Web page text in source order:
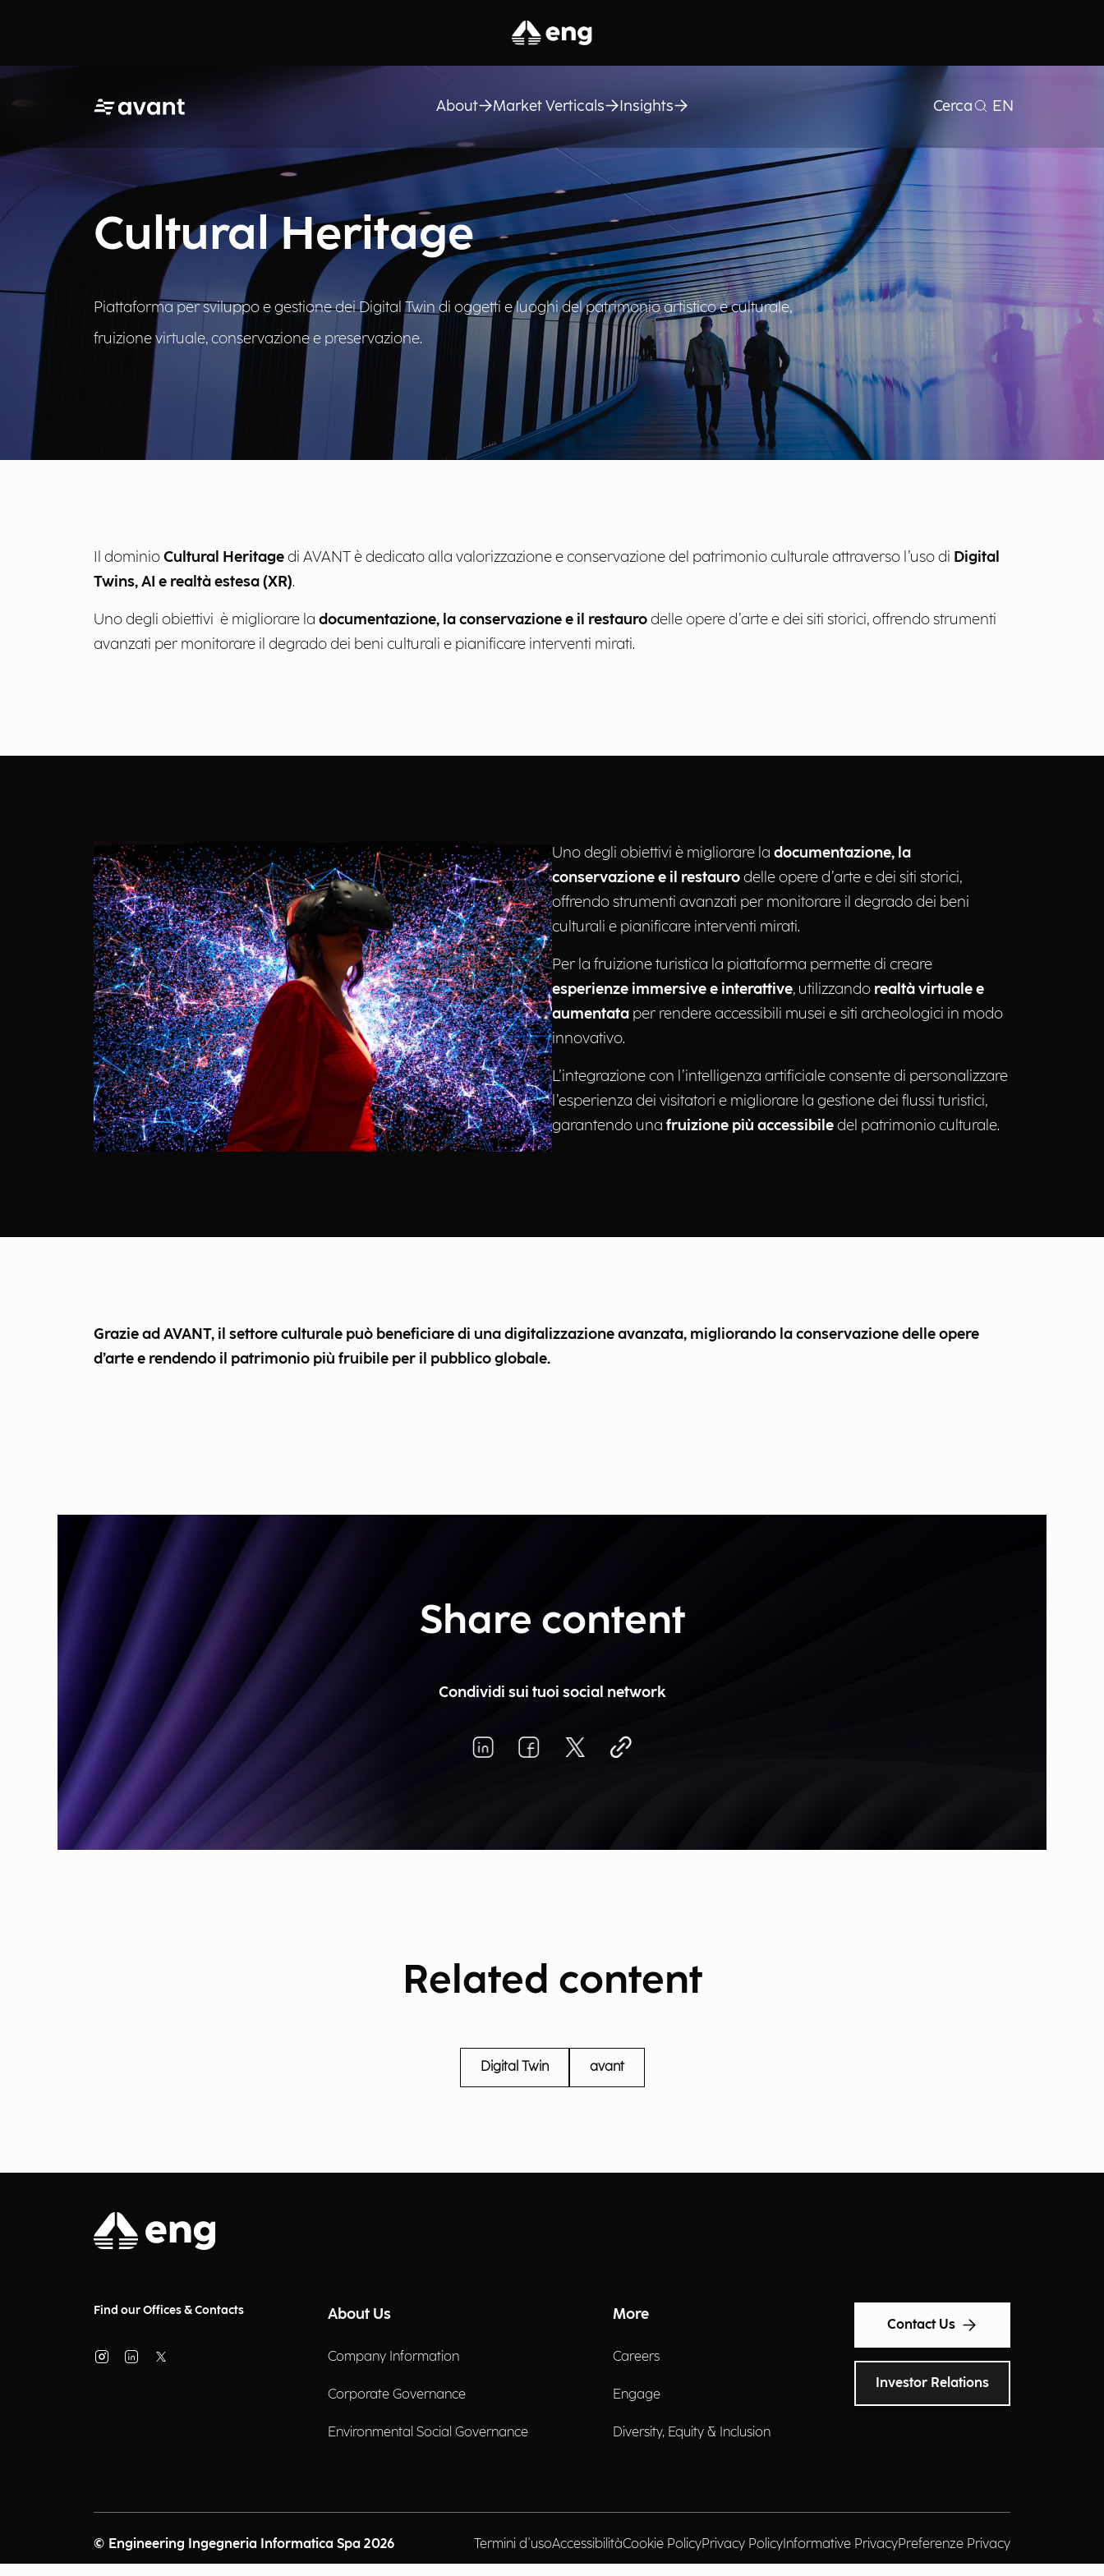
About Market Verticals Insights Cerca EN
Cultural Heritage
Piattaforma per sviluppo e gestione dei Digital Twin di oggetti e luoghi del patrimonio artistico e culturale,
fruizione virtuale, conservazione e preservazione.
Il dominioCultural Heritagedi AVANT è dedicato alla valorizzazione e conservazione del patrimonio culturale attraverso l’uso di Digital
Twins, AI e realtà estesa (XR).
Uno degli obiettivi è migliorare la documentazione, la conservazione e il restaurodelle opere d’arte e dei siti storici, offrendo strumenti
avanzati per monitorare il degrado dei beni culturali e pianificare interventi mirati.
Uno degli obiettivi è migliorare la documentazione, la
conservazione e il restaurodelle opere d’arte e dei siti storici,
offrendo strumenti avanzati per monitorare il degrado dei beni
culturali e pianificare interventi mirati.
Per la fruizione turistica la piattaforma permette di creare
esperienze immersive e interattive, utilizzando realtà virtuale e
aumentata per rendere accessibili musei e siti archeologici in modo
innovativo.
L’integrazione con l’intelligenza artificiale consente di personalizzare
l’esperienza dei visitatori e migliorare la gestione dei flussi turistici,
garantendo una fruizione più accessibiledel patrimonio culturale.
Grazie ad AVANT, il settore culturale può beneficiare di una digitalizzazione avanzata, migliorando la conservazione delle opere
d’arte e rendendo il patrimonio più fruibile per il pubblico globale.
Share content
Condividi sui tuoi social network
Related content
Digital Twin avant
Find our Offices & Contacts About Us
Company Information
Corporate Governance
Environmental Social Governance
More
Careers
Engage
Diversity, Equity & Inclusion
Contact Us
Investor Relations
Termini d'usoAccessibilitàCookie PolicyPrivacy PolicyInformative PrivacyPreferenze Privacy
© Engineering Ingegneria Informatica Spa 2026